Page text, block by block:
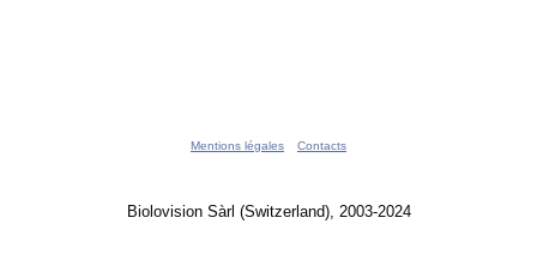
Mentions légales Contacts
Biolovision Sàrl (Switzerland), 2003-2024